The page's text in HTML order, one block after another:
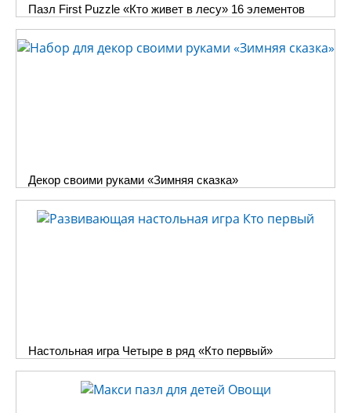
Пазл First Puzzle «Кто живет в лесу» 16 элементов
Декор своими руками «Зимняя сказка»
Настольная игра Четыре в ряд «Кто первый»